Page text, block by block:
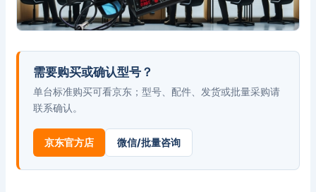
需要购买或确认型号？
单台标准购买可看京东；型号、配件、发货或批量采购请
联系确认。
京东官方店 微信/批量咨询